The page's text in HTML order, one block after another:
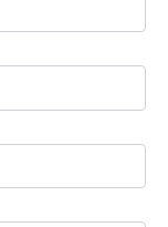
dabei eine
für
und